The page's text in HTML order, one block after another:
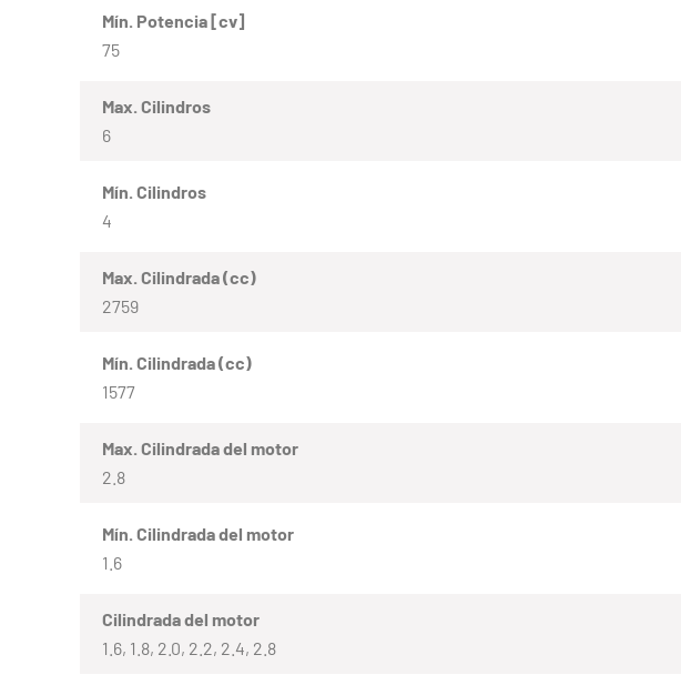
Mín. Potencia [cv]
75
Max. Cilindros
6
Mín. Cilindros
4
Max. Cilindrada (cc)
2759
Mín. Cilindrada (cc)
1577
Max. Cilindrada del motor
2.8
Mín. Cilindrada del motor
1.6
Cilindrada del motor
1.6, 1.8, 2.0, 2.2, 2.4, 2.8